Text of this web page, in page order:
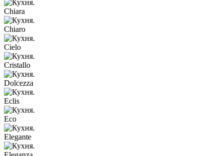
Chiara
Chiaro
Cielo
Cristallo
Dolcezza
Eclis
Eco
Elegante